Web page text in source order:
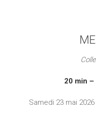
20 min –
Samedi 23 mai